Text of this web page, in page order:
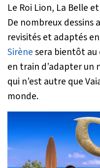
Le Roi Lion, La Belle
De nombreux dessins
revisités et adaptés
Sirènesera bientôt au
en train d’adapter un
qui n’est autre que
monde.